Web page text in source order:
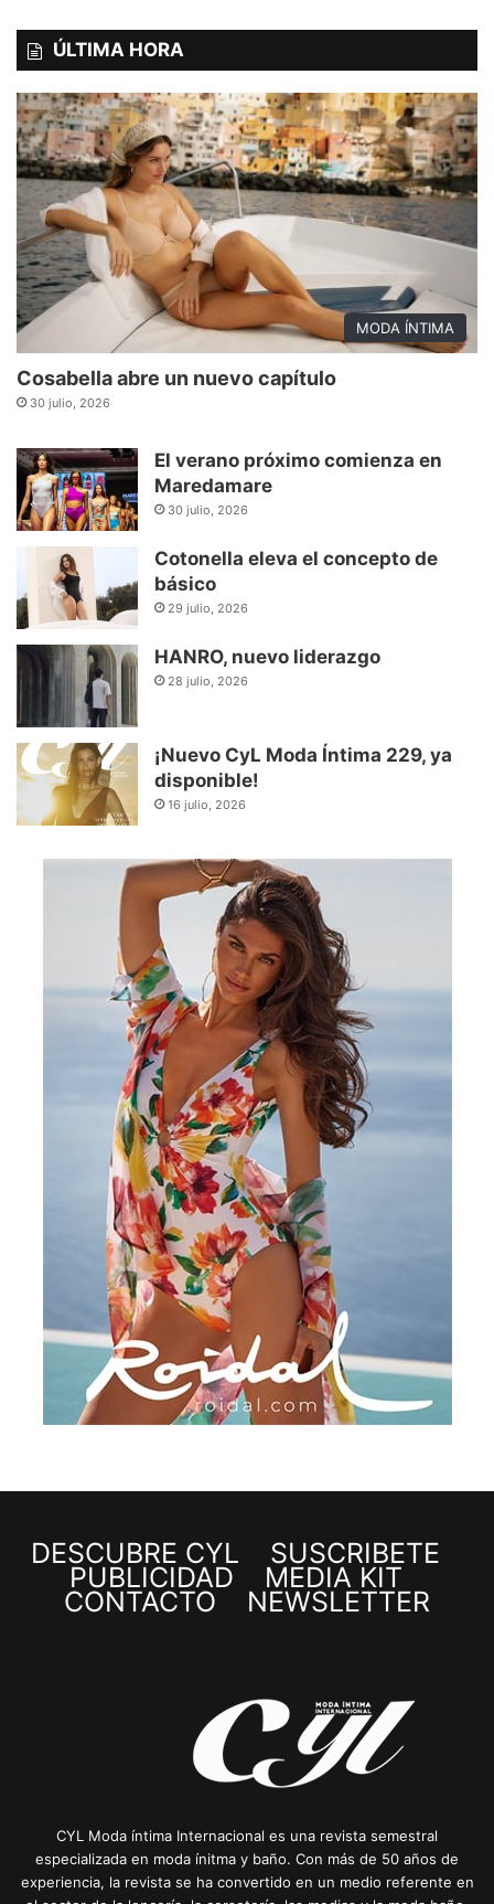
ÚLTIMA HORA
MODA ÍNTIMA
Cosabella abre un nuevo capítulo
30 julio, 2026
El verano próximo comienza en
Maredamare
30 julio, 2026
Cotonella eleva el concepto de
básico
29 julio, 2026
HANRO, nuevo liderazgo
28 julio, 2026
¡Nuevo CyL Moda Íntima 229, ya
disponible!
16 julio, 2026
DESCUBRE CYL SUSCRÍBETE
PUBLICIDAD MEDIA KIT
CONTACTO NEWSLETTER
CYL Moda íntima Internacional es una revista semestral
especializada en moda ínitma y baño. Con más de 50 años de
experiencia, la revista se ha convertido en un medio referente en